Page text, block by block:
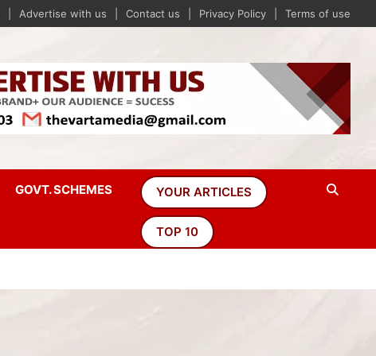
Advertise with us Contact us Privacy Policy Terms of use
GOVT. SCHEMES YOUR ARTICLES
TOP 10